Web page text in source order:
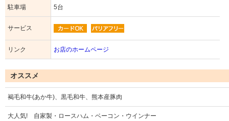
駐車場 5台
サービス
リンク お店のホームページ
オススメ
褐毛和牛(あか牛)、黒毛和牛、熊本産豚肉
大人気! 自家製・ロースハム・ベーコン・ウインナー